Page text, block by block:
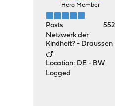
Hero Member
Posts
552
Netzwerk der
Kindheit? - Draussen
Location: DE - BW
Logged